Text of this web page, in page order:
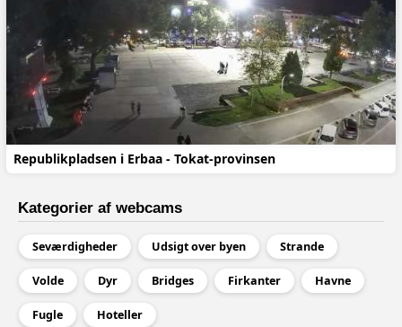
Republikpladsen i Erbaa - Tokat-provinsen
Kategorier af webcams
Seværdigheder Udsigt over byen Strande
Volde Dyr Bridges Firkanter Havne
Fugle Hoteller